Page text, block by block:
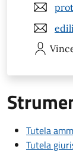
Tutela
Tutela